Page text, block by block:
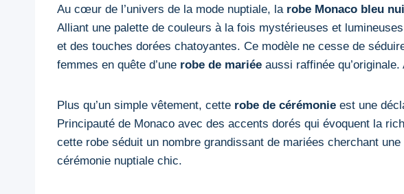
Au cœur de l’univers de la mode nuptiale, la robe Monaco bleu
Alliant une palette de couleurs à la fois mystérieuses et
et des touches dorées chatoyantes. Ce modèle ne cesse de
femmes en quête d’une robe de mariée aussi raffinée
Plus qu’un simple vêtement, cette robe de cérémonie est une
Principauté de Monaco avec des accents dorés qui évoquent la
cette robe séduit un nombre grandissant de mariées cherchant
cérémonie nuptiale chic.